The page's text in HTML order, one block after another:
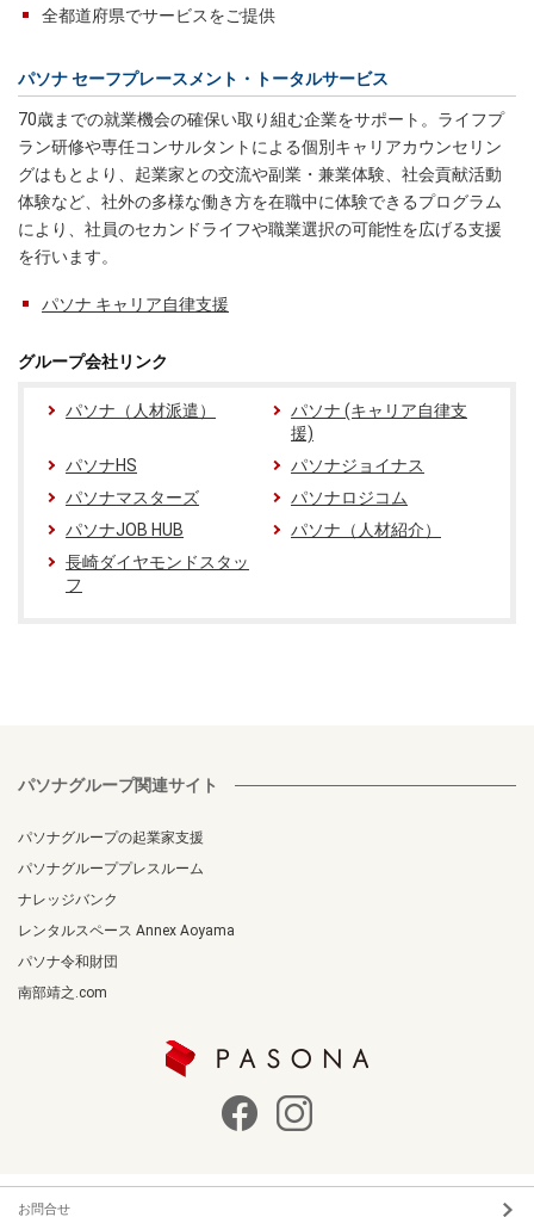
全都道府県でサービスをご提供
パソナ セーフプレースメント・トータルサービス
70歳までの就業機会の確保い取り組む企業をサポート。ライフプ
ラン研修や専任コンサルタントによる個別キャリアカウンセリン
グはもとより、起業家との交流や副業・兼業体験、社会貢献活動
体験など、社外の多様な働き方を在職中に体験できるプログラム
により、社員のセカンドライフや職業選択の可能性を広げる支援
を行います。
パソナ キャリア自律支援
グループ会社リンク
パソナ（人材派遣）
パソナ (キャリア自律支
援)
パソナHS
パソナジョイナス
パソナマスターズ
パソナロジコム
パソナJOB HUB
パソナ（人材紹介）
長崎ダイヤモンドスタッ
フ
パソナグループ関連サイト
パソナグループの起業家支援
パソナグループプレスルーム
ナレッジバンク
レンタルスペース Annex Aoyama
パソナ令和財団
南部靖之.com
お問合せ